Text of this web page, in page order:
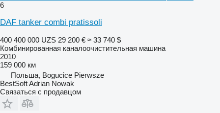
6
DAF tanker combi pratissoli
400 400 000 UZS 29 200 € ≈ 33 740 $
Комбинированная каналоочистительная машина
2010
159 000 км
Польша, Bogucice Pierwsze
BestSoft Adrian Nowak
Связаться с продавцом